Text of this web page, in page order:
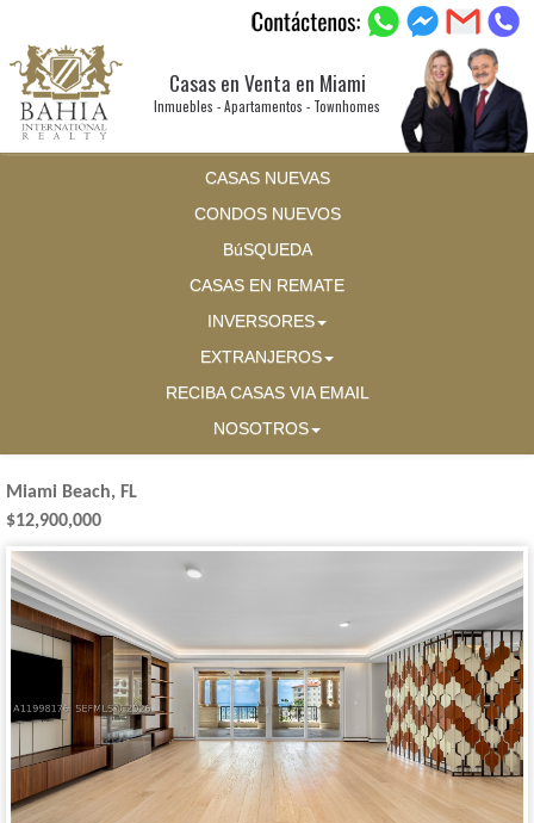
Casas en Venta en Miami
Inmuebles - Apartamentos - Townhomes
CASAS NUEVAS
CONDOS NUEVOS
BúSQUEDA
CASAS EN REMATE
INVERSORES
EXTRANJEROS
RECIBA CASAS VIA EMAIL
NOSOTROS
Miami Beach, FL
$12,900,000